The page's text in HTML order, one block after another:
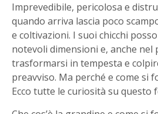
Imprevedibile, pericolosa e
quando arriva lascia poco
e coltivazioni. I suoi chicchi
notevoli dimensioni e, anche nel
trasformarsi in tempesta e
preavviso. Ma perché e come si
Ecco tutte le curiosità su questo